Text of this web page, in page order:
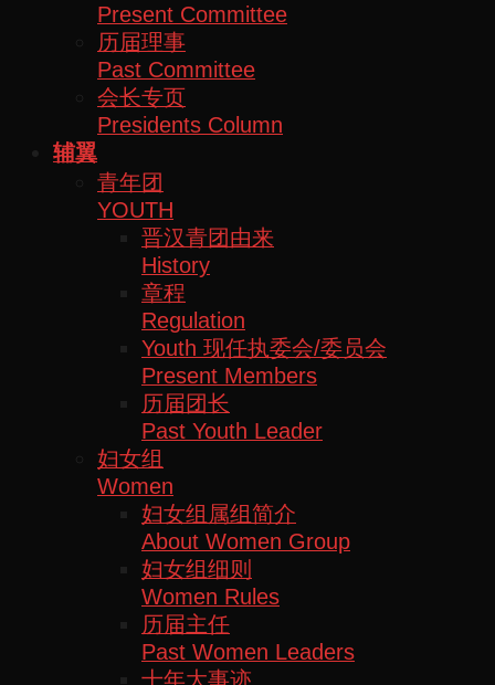
Present Committee
历届理事
Past Committee
会长专页
Presidents Column
辅翼
青年团
YOUTH
晋汉青团由来
History
章程
Regulation
Youth 现任执委会/委员会
Present Members
历届团长
Past Youth Leader
妇女组
Women
妇女组属组简介
About Women Group
妇女组细则
Women Rules
历届主任
Past Women Leaders
十年大事迹